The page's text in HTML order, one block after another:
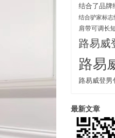
结合了品牌
结合驴家标
肩带可调长
路易威
路易
路易威登男
最新文章